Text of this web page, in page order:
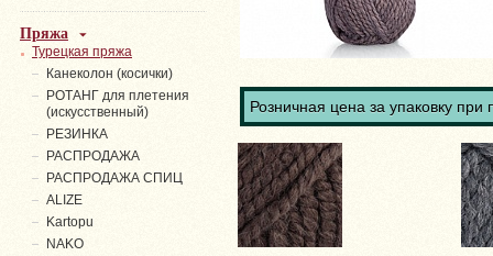
Розничная цена за упаковку при
Пряжа
Турецкая пряжа
Канеколон (косички)
РОТАНГ для плетения
(искусственный)
PЕЗИНКА
РАСПРОДАЖА
РАСПРОДАЖА СПИЦ
ALIZE
Kartopu
NAKO